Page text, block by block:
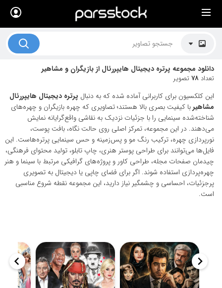
دانلود مجموعه پرتره دیجیتال هایپررئال از بازیگران و مشاهیر
تعداد 78تصویر
این کلکسیون برای کاربرانی آماده شده که به دنبال پرتره دیجیتال هایپررئال
مشاهیربا کیفیت بصری بالا هستند؛ تصاویری که چهره بازیگران و چهره‌های
شناخته‌شده سینمایی را با جزئیات نزدیک به نقاشی واقع‌گرایانه نمایش
می‌دهند. در این مجموعه، تمرکز اصلی روی حالت نگاه، بافت پوست،
نورپردازی چهره، ترکیب رنگ مو و پس‌زمینه و حس سینمایی پرتره‌هاست. این
فایل‌ها می‌توانند برای طراحی پوستر هنری، چاپ تابلو، تولید محتوای فرهنگی،
چیدمان صفحات مجله، طراحی کاور و پروژه‌های گرافیکی مرتبط با سینما و هنر
چهره‌پردازی استفاده شوند. اگر برای فضای چاپی یا دیجیتال به تصویری
پرجزئیات، احساسی و چشمگیر نیاز دارید، این مجموعه نقطه شروع مناسبی
است.
× لیست قیمت ها
موضوعات تصاویر
دکوراسیون و فضاها
هنرمندان ایرانی
کسب درآمد از فروش تصاویر
021 28428845
تماس با ما